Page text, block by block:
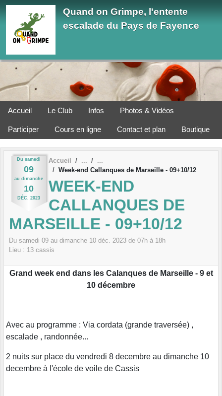
Quand on Grimpe, l'entente
escalade du Pays de Fayence
Accueil Le Club Infos Photos & Vidéos
Participer Cours en ligne Contact et plan Boutique
Du samedi
09
au dimanche
10
DÉC. 2023
Accueil
Week-end Callanques de Marseille - 09+10/12
WEEK-END
CALLANQUES DE
MARSEILLE - 09+10/12
Du samedi 09 au dimanche 10 déc. 2023 de 07h à 18h
Lieu : 13 cassis
Grand week end dans les Calanques de Marseille - 9 et
10 décembre
Avec au programme : Via cordata (grande traversée) ,
escalade , randonnée...
2 nuits sur place du vendredi 8 decembre au dimanche 10
decembre à l'école de voile de Cassis
Panneau de gestion des cookies